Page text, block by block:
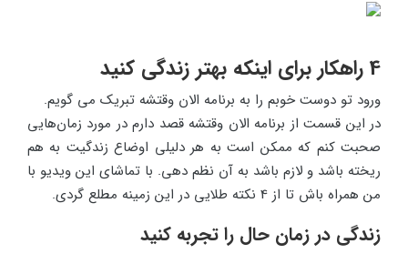
4 راهکار برای اینکه بهتر زندگی کنید
ورود تو دوست خوبم را به برنامه الان وقتشه تبریک می گویم.
در این قسمت از برنامه الان وقتشه قصد دارم در مورد زمان‌هایی
صحبت کنم که ممکن است به هر دلیلی اوضاع زندگیت به هم
ریخته باشد و لازم باشد به آن نظم دهی. با تماشای این ویدیو با
من همراه باش تا از 4 نکته طلایی در این زمینه مطلع گردی.
زندگی در زمان حال را تجربه کنید